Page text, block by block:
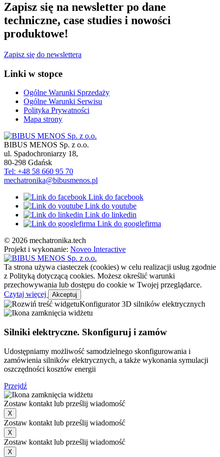
Zapisz się na newsletter po dane
techniczne, case studies i nowości
produktowe!
Zapisz się do newslettera
Linki w stopce
Ogólne Warunki Sprzedaży
Ogólne Warunki Serwisu
Polityka Prywatności
Mapa strony
BIBUS MENOS Sp. z o.o.
ul. Spadochroniarzy 18,
80-298 Gdańsk
Tel: +48 58 660 95 70
mechatronika@bibusmenos.pl
Link do facebook
Link do youtube
Link do linkedin
Link do googlefirma
© 2026 mechatronika.tech
Projekt i wykonanie: Noveo Interactive
Ta strona używa ciasteczek (cookies) w celu realizacji usług zgodnie
z Polityką dotyczącą cookies. Możesz określić warunki
przechowywania lub dostępu do cookie w Twojej przeglądarce.
Czytaj więcej
Akceptuj
Konfigurator 3D silników elektrycznych
Silniki elektryczne. Skonfiguruj i zamów
Udostępniamy możliwość samodzielnego skonfigurowania i
zamówienia silników elektrycznych, a także wykonania symulacji
oszczędności kosztów energii
Przejdź
Zostaw kontakt lub prześlij wiadomość
X
Zostaw kontakt lub prześlij wiadomość
X
Zostaw kontakt lub prześlij wiadomość
X